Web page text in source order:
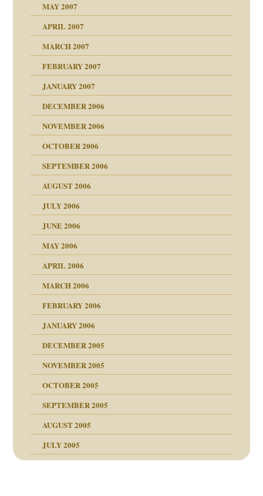
MAY 2007
APRIL 2007
MARCH 2007
FEBRUARY 2007
JANUARY 2007
DECEMBER 2006
NOVEMBER 2006
OCTOBER 2006
SEPTEMBER 2006
AUGUST 2006
JULY 2006
JUNE 2006
MAY 2006
APRIL 2006
MARCH 2006
FEBRUARY 2006
JANUARY 2006
DECEMBER 2005
NOVEMBER 2005
OCTOBER 2005
SEPTEMBER 2005
AUGUST 2005
JULY 2005